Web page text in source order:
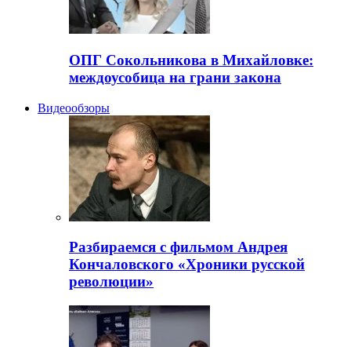
ОПГ Сокольникова в Михайловке:
междоусобица на грани закона
Видеообзоры
Разбираемся с фильмом Андрея
Кончаловского «Хроники русской
революции»